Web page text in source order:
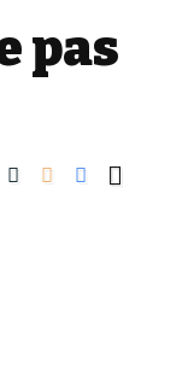
pas